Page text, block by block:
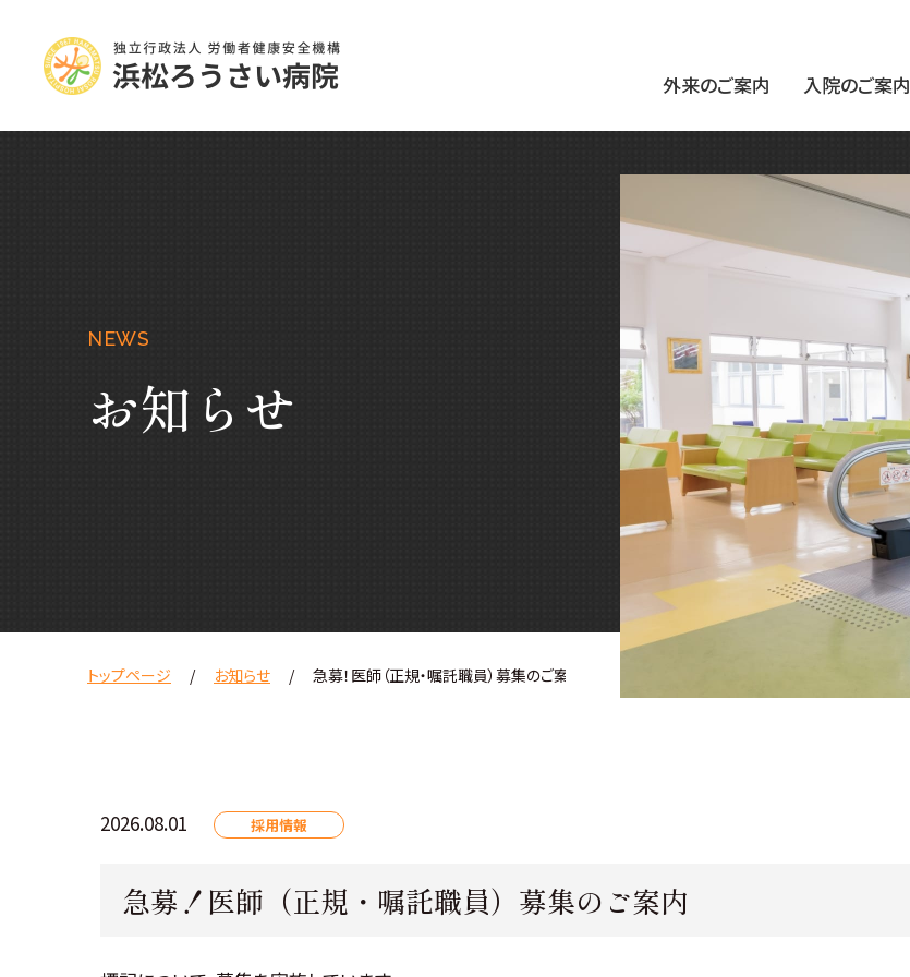
外来のご案内 入院のご案内
NEWS
お知らせ
トップページ お知らせ 急募！医師（正規・嘱託職員）募集のご案内
2026.08.01 採用情報
急募！医師（正規・嘱託職員）募集のご案内